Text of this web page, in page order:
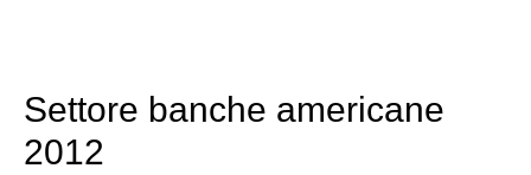
Settore banche americane
2012